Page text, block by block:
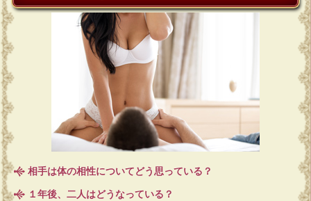
相手は体の相性についてどう思っている？
１年後、二人はどうなっている？